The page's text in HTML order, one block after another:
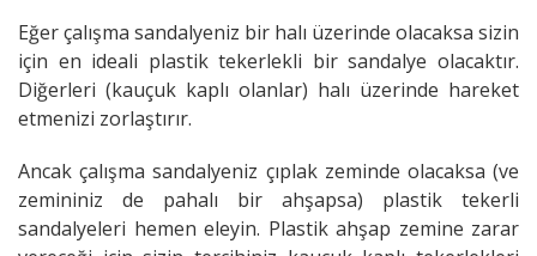
Eğer çalışma sandalyeniz bir halı üzerinde olacaksa sizin
için en ideali plastik tekerlekli bir sandalye olacaktır.
Diğerleri (kauçuk kaplı olanlar) halı üzerinde hareket
etmenizi zorlaştırır.
Ancak çalışma sandalyeniz çıplak zeminde olacaksa (ve
zemininiz de pahalı bir ahşapsa) plastik tekerli
sandalyeleri hemen eleyin. Plastik ahşap zemine zarar